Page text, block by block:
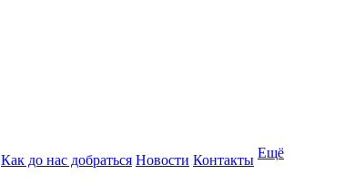
Как до нас добраться Новости Контакты Ещё